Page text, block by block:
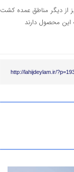
از دیگر مناطق عمده کشت
این محصول دارند
http://lahijdeylam.ir/